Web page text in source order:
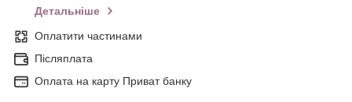
Детальніше
Оплатити частинами
Післяплата
Оплата на карту Приват банку